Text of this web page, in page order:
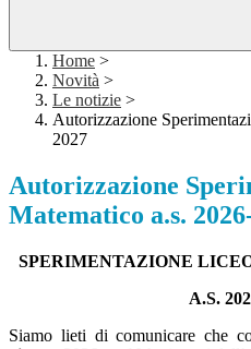
Home >
Novità >
Le notizie >
Autorizzazione
2027
Autorizzazione
Matematico a.s.
SPERIMENTAZIONE
A.S.
Siamo lieti di comunicare che